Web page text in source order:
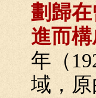
劃歸
進而
年（
域，